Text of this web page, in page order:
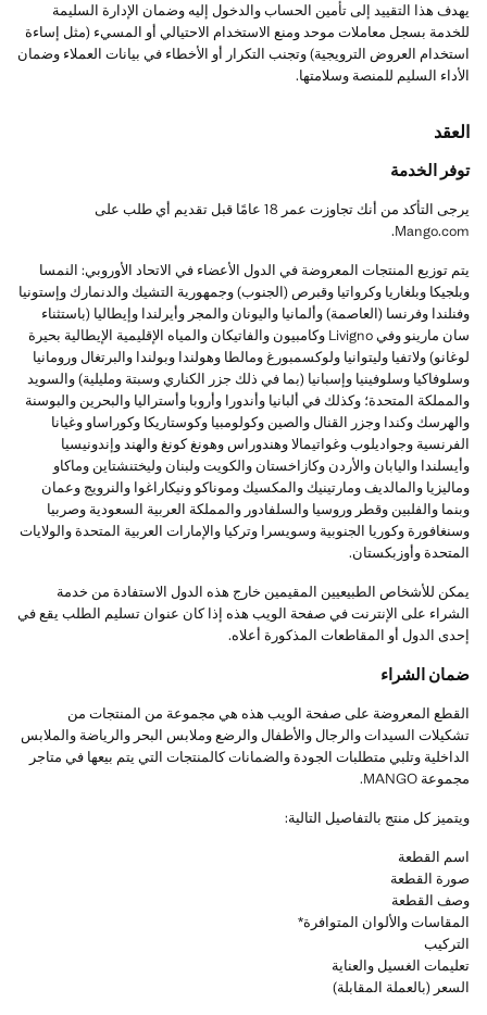
يهدف هذا التقييد إلى تأمين الحساب والدخول إليه وضمان الإدارة السليمة
للخدمة بسجل معاملات موحد ومنع الاستخدام الاحتيالي أو المسيء (مثل إساءة
استخدام العروض الترويجية) وتجنب التكرار أو الأخطاء في بيانات العملاء وضمان
الأداء السليم للمنصة وسلامتها.
العقد
توفر الخدمة
يرجى التأكد من أنك تجاوزت عمر 18 عامًا قبل تقديم أي طلب على
Mango.com.
يتم توزيع المنتجات المعروضة في الدول الأعضاء في الاتحاد الأوروبي: النمسا
وبلجيكا وبلغاريا وكرواتيا وقبرص (الجنوب) وجمهورية التشيك والدنمارك وإستونيا
وفنلندا وفرنسا (العاصمة) وألمانيا واليونان والمجر وأيرلندا وإيطاليا (باستثناء
سان مارينو وفي Livigno وكامبيون والفاتيكان والمياه الإقليمية الإيطالية بحيرة
لوغانو) ولاتفيا وليتوانيا ولوكسمبورغ ومالطا وهولندا وبولندا والبرتغال ورومانيا
وسلوفاكيا وسلوفينيا وإسبانيا (بما في ذلك جزر الكناري وسبتة ومليلية) والسويد
والمملكة المتحدة؛ وكذلك في ألبانيا وأندورا وأروبا وأستراليا والبحرين والبوسنة
والهرسك وكندا وجزر القنال والصين وكولومبيا وكوستاريكا وكوراساو وغيانا
الفرنسية وجواديلوب وغواتيمالا وهندوراس وهونغ كونغ والهند وإندونيسيا
وأيسلندا واليابان والأردن وكازاخستان والكويت ولبنان وليختنشتاين وماكاو
وماليزيا والمالديف ومارتينيك والمكسيك وموناكو ونيكاراغوا والنرويج وعمان
وبنما والفلبين وقطر وروسيا والسلفادور والمملكة العربية السعودية وصربيا
وسنغافورة وكوريا الجنوبية وسويسرا وتركيا والإمارات العربية المتحدة والولايات
المتحدة وأوزبكستان.
يمكن للأشخاص الطبيعيين المقيمين خارج هذه الدول الاستفادة من خدمة
الشراء على الإنترنت في صفحة الويب هذه إذا كان عنوان تسليم الطلب يقع في
إحدى الدول أو المقاطعات المذكورة أعلاه.
ضمان الشراء
القطع المعروضة على صفحة الويب هذه هي مجموعة من المنتجات من
تشكيلات السيدات والرجال والأطفال والرضع وملابس البحر والرياضة والملابس
الداخلية وتلبي متطلبات الجودة والضمانات كالمنتجات التي يتم بيعها في متاجر
مجموعة MANGO.
ويتميز كل منتج بالتفاصيل التالية:
اسم القطعة
صورة القطعة
وصف القطعة
المقاسات والألوان المتوافرة*
التركيب
تعليمات الغسيل والعناية
السعر (بالعملة المقابلة)